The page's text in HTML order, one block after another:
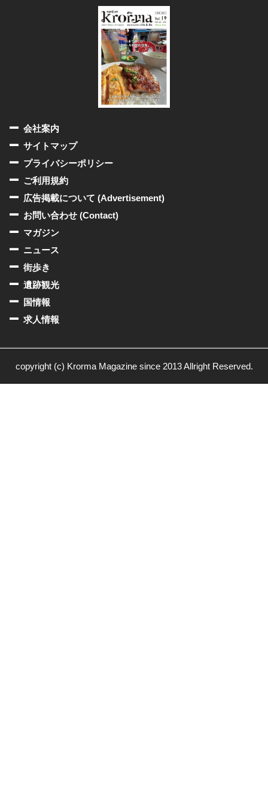
会社案内
サイトマップ
プライバシーポリシー
ご利用規約
広告掲載について (Advertisement)
お問い合わせ (Contact)
マガジン
ニュース
街歩き
遺跡観光
国情報
求人情報
copyright (c) Krorma Magazine since 2013 Allright Reserved.